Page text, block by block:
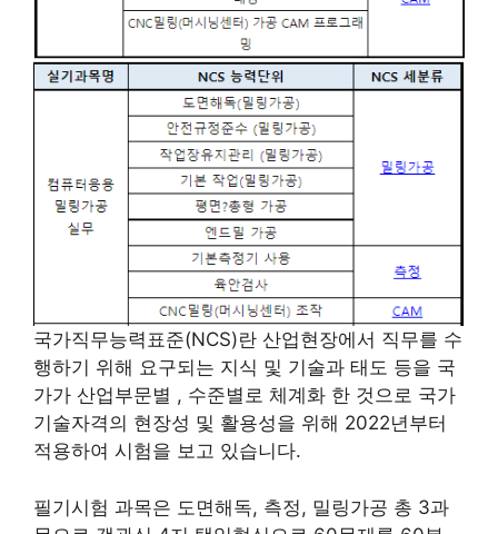
국가직무능력표준(NCS)란 산업현장에서 직무를 수
행하기 위해 요구되는 지식 및 기술과 태도 등을 국
가가 산업부문별 , 수준별로 체계화 한 것으로 국가
기술자격의 현장성 및 활용성을 위해 2022년부터
적용하여 시험을 보고 있습니다.
필기시험 과목은 도면해독, 측정, 밀링가공 총 3과